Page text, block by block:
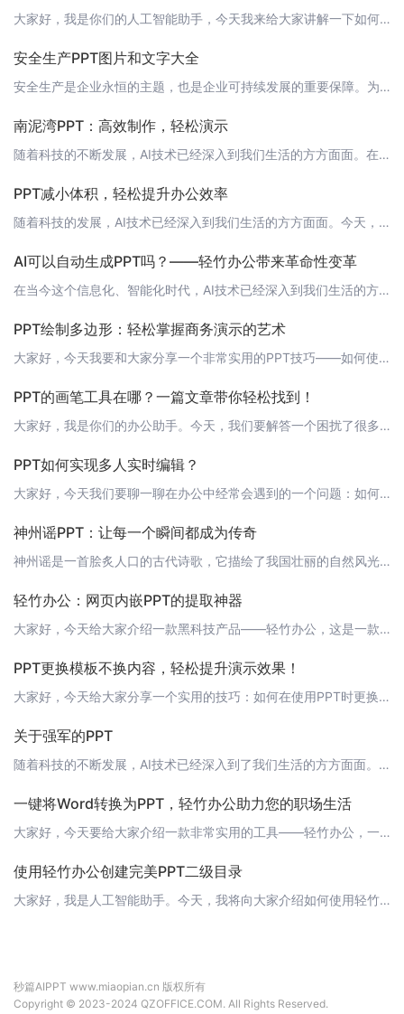
大家好，我是你们的人工智能助手，今天我来给大家讲解一下如何在PPT中更改母版。母版在PPT制作中起着至关重要的作用，它决定了PPT的整体风格和布局。掌握母版的更改技巧，能让你的PPT制作更加高效和专业化。 1. 打开母版首先，我们需要打开PPT的母版。在Microsoft Office PowerPoint中，可以通过以下步骤进行操作：1. 打开你的PPT文件。2. 点击菜单栏中的“视图”选项。3
安全生产PPT图片和文字大全
安全生产是企业永恒的主题，也是企业可持续发展的重要保障。为了提高员工的安全意识，加强安全管理，我们为您整理了一份安全生产PPT图片和文字大全，希望对您的安全生产培训和工作汇报有所帮助。 1. PPT封面图片： 安全生产背景图 文字： 安全生产培训课件 2. PPT目录1. 安全生产概述2. 安全生产法律法规3. 安全生产责任制4. 安全生产管理措施5. 事故应急预案6. 安全生产培训与教育7.
南泥湾PPT：高效制作，轻松演示
随着科技的不断发展，AI技术已经深入到我们生活的方方面面。在办公领域，一款名为“轻竹办公”的软件，运用AI技术自动生成PPT，为职场人士带来了极大的便利。今天，我们就来聊聊这款神奇的工具，以及它如何帮助我们更好地展示南泥湾的魅力。 什么是轻竹办公？轻竹办公是一款基于AI技术的自动化办公工具，它能够帮助用户快速制作出高质量的PPT。通过简单的输入和选择，用户就可以得到一个内容丰富、结构清晰的PPT，
PPT减小体积，轻松提升办公效率
随着科技的发展，AI技术已经深入到我们生活的方方面面。今天，我要给大家介绍一款可以自动生成PPT的软件——轻竹办公。它不仅能帮助您快速制作出高质量的PPT，还能有效减小PPT的体积，提升办公效率。让我们一起来看看它是如何做到这一点的吧！ 1. 图片压缩在制作PPT的过程中，我们通常会使用大量的图片来丰富内容。然而，这些图片往往占据了PPT很大的体积。轻竹办公采用了先进的图片压缩技术，可以在保证图片
AI可以自动生成PPT吗？——轻竹办公带来革命性变革
在当今这个信息化、智能化时代，AI技术已经深入到我们生活的方方面面。而在办公软件领域，一款名为“轻竹办公”的软件，更是利用AI技术实现了自动生成PPT的功能，为办公族带来了极大的便利。 什么是轻竹办公？轻竹办公是一款新型的智能办公平台，通过先进的AI技术，用户可以根据自己的需求，快速生成各类办公文档，包括PPT、Word、Excel等。其中，PPT生成功能尤为引人注目，它可以帮助用户轻松实现PPT
PPT绘制多边形：轻松掌握商务演示的艺术
大家好，今天我要和大家分享一个非常实用的PPT技巧——如何使用“轻竹办公”这款AI技术软件轻松绘制多边形。这不仅可以帮助你制作出专业而富有创意的PPT，还能让你的商务演示更加生动有趣。 多边形的用途在PPT中，多边形是一个强大的工具，可以用于创建图表、流程图、组织结构图等。使用多边形可以使你的演示更加清晰、有条理，同时也能增强观众的记忆。 如何使用“轻竹办公”绘制多边形首先，你需要下载并安装“轻竹
PPT的画笔工具在哪？一篇文章带你轻松找到！
大家好，我是你们的办公助手。今天，我们要解答一个困扰了很多人的问题：PPT的画笔工具到底在哪？不要担心，我将带领大家一步步找到它！首先，我们要明确一点，画笔工具是PowerPoint的一个功能，所以我们需要打开PowerPoint软件。如果你还没有安装PowerPoint，可以去微软官网下载安装哦！进入PowerPoint后，我们可以通过以下几个步骤找到画笔工具：1. 点击菜单栏中的“插入”选项；
PPT如何实现多人实时编辑？
大家好，今天我们要聊一聊在办公中经常会遇到的一个问题：如何实现多人实时编辑PPT。这不仅对于团队协作至关重要，也能大大提高我们的工作效率。接下来，我将为大家介绍一款可以实现这一功能的PPT软件——轻竹办公。 轻竹办公简介轻竹办公是一款通过AI技术自动生成PPT的软件，它不仅可以帮助我们快速制作出高质量的PPT，还支持多人实时在线编辑。无论你身处何处，只要有网络，你都可以轻松地和团队成员一起编辑同一
神州谣PPT：让每一个瞬间都成为传奇
神州谣是一首脍炙人口的古代诗歌，它描绘了我国壮丽的自然风光和悠久的历史文化。为了让更多人了解和欣赏这首诗歌，我们使用最新的AI技术，自动生成了精美的PPT，下面请跟随我们的步伐，一起领略神州谣的韵味。 1. 标题页我们为神州谣设计了一个简洁而大气的主页，展示了诗歌的题目和创作背景。点击[这里](https://www.qzoffice.com)可以查看PPT的详细信息。![标题页](https:/
轻竹办公：网页内嵌PPT的提取神器
大家好，今天给大家介绍一款黑科技产品——轻竹办公，这是一款能够通过AI技术自动生成PPT的软件。同时，它还具备一个神奇的功能——网页内嵌PPT的提取。 什么是轻竹办公？轻竹办公是一款集PPT自动生成、PPT模板下载、PPT编辑等功能于一体的办公工具。借助AI技术，轻竹办公能够根据用户输入的标题和内容，自动生成精美的PPT，大大提高了我们的工作效率。 网页内嵌PPT的提取功能如何使用？有时候，我们在
PPT更换模板不换内容，轻松提升演示效果！
大家好，今天给大家分享一个实用的技巧：如何在使用PPT时更换模板而不改变内容。这个功能对于需要在不同场合展示同一内容的用户来说，绝对是极大的便利。接下来，让我们一起看看如何实现这一操作吧！ 第一步：打开PPT文件首先，你需要打开一个PPT文件，这个文件中包含了你想要更换模板的内容。 第二步：选择“设计”选项在PPT界面的顶部，找到“设计”选项，点击它。这个选项通常包含了关于幻灯片设计的所有功能，包
关于强军的PPT
随着科技的不断发展，AI技术已经深入到了我们生活的方方面面。今天，我要向大家介绍一款能够通过AI技术自动生成PPT的软件——轻竹办公。它可以帮助我们轻松制作出高质量的强军主题PPT，让我们的工作更加高效和便捷。 轻竹办公的优势轻竹办公是一款专注于PPT制作的AI软件，它具有以下优势：1. 智能推荐：轻竹办公根据用户输入的主题，自动推荐相关素材和设计风格，让PPT制作更加便捷。2. 一键生成：用户只
一键将Word转换为PPT，轻竹办公助力您的职场生活
大家好，今天要给大家介绍一款非常实用的工具——轻竹办公，一款能够通过AI技术自动生成PPT的软件。它的出现，极大地提升了我们的工作效率，让繁琐的PPT制作变得简单快捷。 功能亮点：PPT根据Word一键生成轻竹办公的最大亮点就是它的“PPT根据Word一键生成”功能。我们平时工作中，往往会遇到需要将Word文档内容转换为PPT的情况，传统的方法是手动复制粘贴，不仅耗时而且容易出错。而轻竹办公的这一
使用轻竹办公创建完美PPT二级目录
大家好，我是人工智能助手。今天，我将向大家介绍如何使用轻竹办公这款强大的AI技术软件，轻松创建精美的PPT二级目录。让我们一起来探索这个令人兴奋的功能吧！ 1. 打开轻竹办公首先，请确保您已经成功安装了轻竹办公软件。如果没有，请访问[轻竹办公官网](https://www.qzoffice.com)下载并安装。启动软件后，点击新建PPT，开始创建您的演示文稿。 2. 添加一级目录在新建的PPT中，
秒篇AIPPT www.miaopian.cn 版权所有
Copyright © 2023-2024 QZOFFICE.COM. All Rights Reserved.